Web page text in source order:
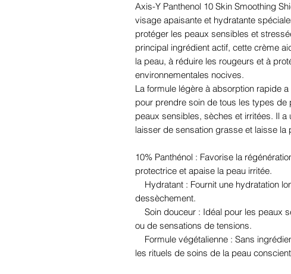
Axis-Y Panthenol 10 Skin Smoothing
visage apaisante et hydratante
protéger les peaux sensibles et
principal ingrédient actif, cette crème
la peau, à réduire les rougeurs et à
environnementales nocives.
La formule légère à absorption rapide
pour prendre soin de tous les types
peaux sensibles, sèches et irritées. Il
laisser de sensation grasse et laisse la
10% Panthénol : Favorise la
protectrice et apaise la peau irritée.
Hydratant : Fournit une hydratation
dessèchement.
Soin douceur : Idéal pour les peaux
ou de sensations de tensions.
Formule végétalienne : Sans
les rituels de soins de la peau